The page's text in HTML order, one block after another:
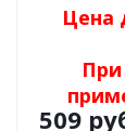
Цена
При
509